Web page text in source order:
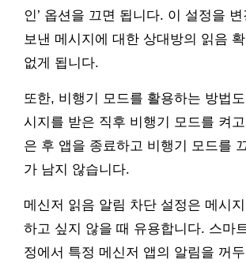
인’ 옵션을 끄면 됩니다. 이 설정을
보낸 메시지에 대한 상대방의 읽음
없게 됩니다.
또한, 비행기 모드를 활용하는 방법
시지를 받은 직후 비행기 모드를 켜
은 후 앱을 종료하고 비행기 모드를
가 남지 않습니다.
메신저 읽음 알림 차단 설정은 메시
하고 싶지 않을 때 유용합니다. 스마
정에서 특정 메신저 앱의 알림을 꺼